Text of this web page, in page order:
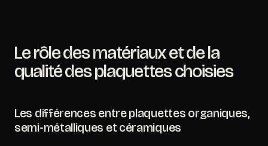
Le rôle des matériaux et de la
qualité des plaquettes choisies
Les différences entre plaquettes organiques,
semi-métalliques et céramiques